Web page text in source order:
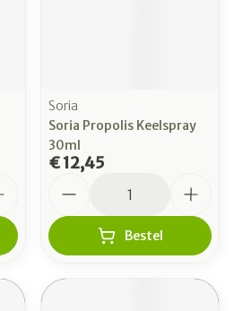
Soria
Soria Propolis Keelspray
30ml
€ 12,45
Bestel